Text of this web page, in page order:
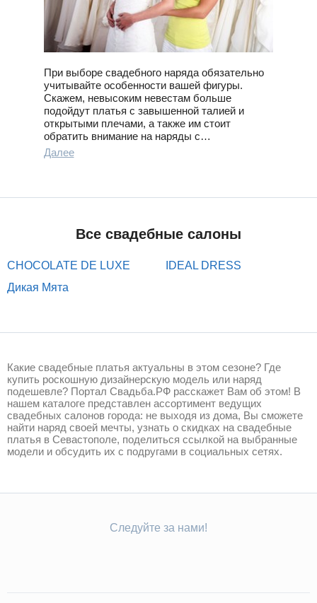
При выборе свадебного наряда обязательно
учитывайте особенности вашей фигуры.
Скажем, невысоким невестам больше
подойдут платья с завышенной талией и
открытыми плечами, а также им стоит
обратить внимание на наряды с…
Далее
Все свадебные салоны
CHOCOLATE DE LUXE
IDEAL DRESS
Дикая Мята
Какие свадебные платья актуальны в этом сезоне? Где
купить роскошную дизайнерскую модель или наряд
подешевле? Портал Свадьба.РФ расскажет Вам об этом! В
нашем каталоге представлен ассортимент ведущих
свадебных салонов города: не выходя из дома, Вы сможете
найти наряд своей мечты, узнать о скидках на свадебные
платья в Севастополе, поделиться ссылкой на выбранные
модели и обсудить их с подругами в социальных сетях.
Следуйте за нами!